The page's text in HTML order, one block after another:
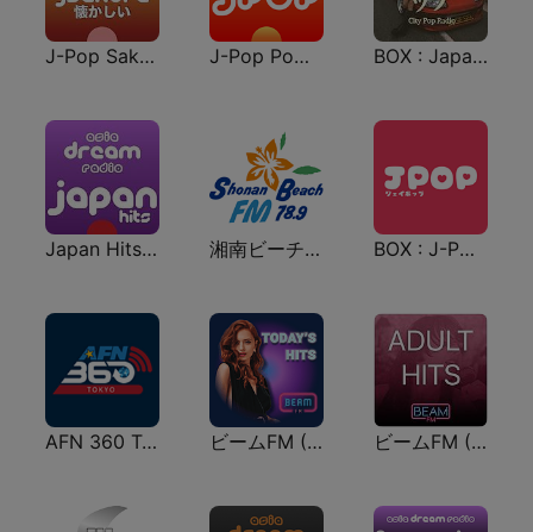
J-Pop Sakura 懐かしい J-Pop Powerplay BOX : Japan City Pop -日本のシティポップ
Japan Hits - Asia DREAM Radio 湘南ビーチFM (Shonan Beach FM) BOX : J-POP Radio - ジェイポップ 無線
AFN 360 Tokyo (Japan Only) ビームFM (Beam FM) ビームFM (Beam FM) - Adult Hits